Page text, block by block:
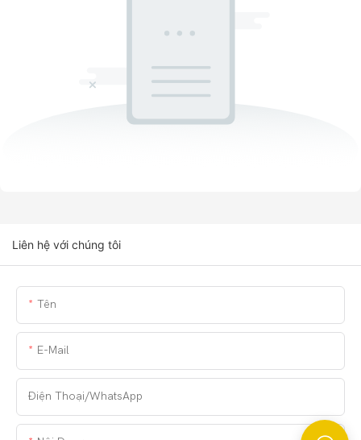
Liên hệ với chúng tôi
Tên
E-Mail
Điện Thoại/whatsApp